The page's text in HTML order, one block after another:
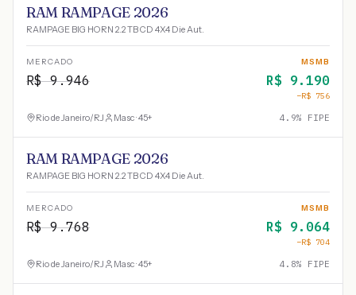
RAM RAMPAGE 2026
RAMPAGE BIG HORN 2.2 TB CD 4X4 Die Aut.
MERCADO
R$9.946
MSMB
R$ 9.190
−R$ 756
Rio de Janeiro/RJ Masc · 45+ 4.9% FIPE
RAM RAMPAGE 2026
RAMPAGE BIG HORN 2.2 TB CD 4X4 Die Aut.
MERCADO
R$9.768
MSMB
R$ 9.064
−R$ 704
Rio de Janeiro/RJ Masc · 45+ 4.8% FIPE